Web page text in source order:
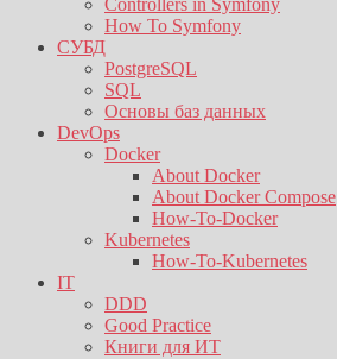
Controllers in Symfony
How To Symfony
СУБД
PostgreSQL
SQL
Основы баз данных
DevOps
Docker
About Docker
About Docker Compose
How-To-Docker
Kubernetes
How-To-Kubernetes
IT
DDD
Good Practice
Книги для ИТ